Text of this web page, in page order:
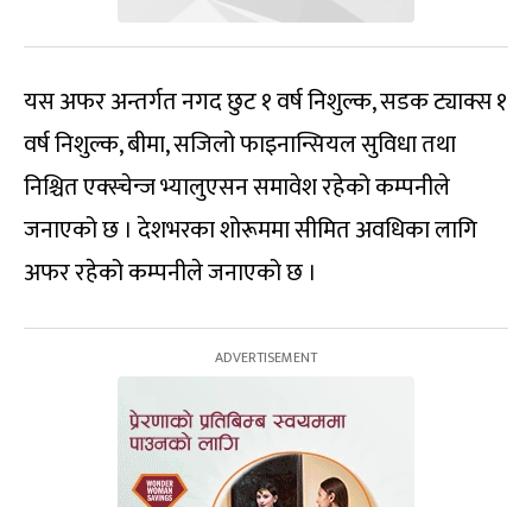
यस अफर अन्तर्गत नगद छुट १ वर्ष निशुल्क, सडक ट्याक्स १
वर्ष निशुल्क, बीमा, सजिलो फाइनान्सियल सुविधा तथा
निश्चित एक्स्चेन्ज भ्यालुएसन समावेश रहेको कम्पनीले
जनाएको छ । देशभरका शोरूममा सीमित अवधिका लागि
अफर रहेको कम्पनीले जनाएको छ ।